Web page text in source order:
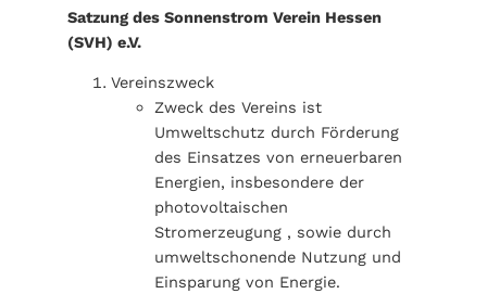
Satzung des Sonnenstrom Verein Hessen
(SVH) e.V.
Vereinszweck
Zweck des Vereins ist
Umweltschutz durch Förderung
des Einsatzes von erneuerbaren
Energien, insbesondere der
photovoltaischen
Stromerzeugung , sowie durch
umweltschonende Nutzung und
Einsparung von Energie.